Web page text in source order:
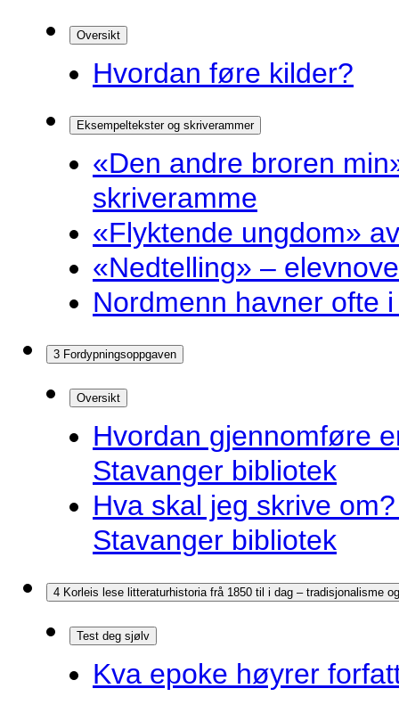
Oversikt
Hvordan føre kilder?
Eksempeltekster og skriverammer
«Den andre broren
skriveramme
«Flyktende ungdom»
«Nedtelling» –
Nordmenn havner ofte
3 Fordypningsoppgaven
Oversikt
Hvordan gjennomføre
Stavanger bibliotek
Hva skal jeg skrive
Stavanger bibliotek
4 Korleis lese litteraturhistoria frå 1850 til i dag – tradisjonalisme
Test deg sjølv
Kva epoke høyrer